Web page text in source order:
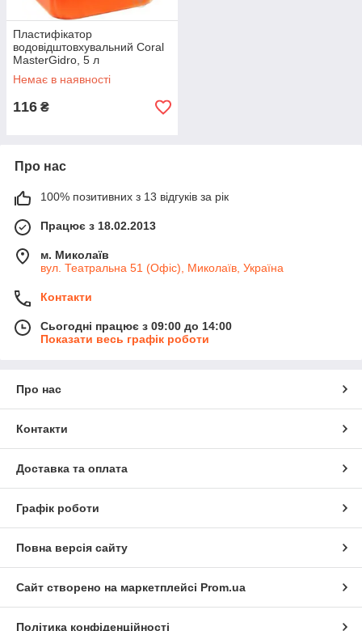
Пластифікатор
водовідштовхувальний Coral
MasterGidro, 5 л
Немає в наявності
116 ₴
Про нас
100% позитивних з 13 відгуків за рік
Працює з 18.02.2013
м. Миколаїв
вул. Театральна 51 (Офіс), Миколаїв, Україна
Контакти
Сьогодні працює з 09:00 до 14:00
Показати весь графік роботи
Про нас
Контакти
Доставка та оплата
Графік роботи
Повна версія сайту
Сайт створено на маркетплейсі Prom.ua
Політика конфіденційності